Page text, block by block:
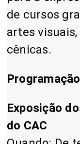
de cursos
artes
cênicas.
Programação
Exposição
do CAC